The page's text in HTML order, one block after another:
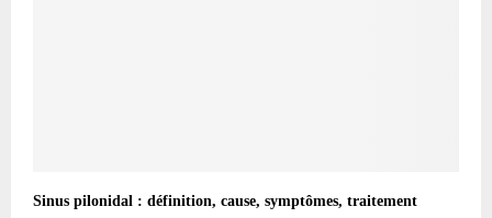
Sinus pilonidal : définition, cause, symptômes, traitement